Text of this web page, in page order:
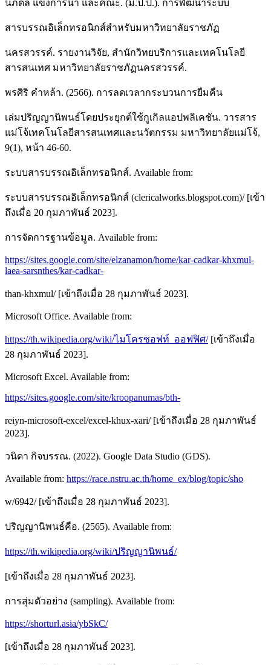
นภดล แข็งการนา และคณะ. (ม.ป.ป.). การพัฒนาระบบ
สารบรรณอิเล็กทรอนิกส์สำหรับมหาวิทยาลัยราชภัฏ
นครสวรรค์. รายงานวิจัย, สำนักวิทยบริการและเทคโนโลยี
สารสนเทศ มหาวิทยาลัยราชภัฏนครสวรรค์.
พรศิริ คำหล้า. (2566). การลดเวลากระบวนการยืมคืน
เล่มปริญญานิพนธ์โดยประยุกต์ใช้กูเกิลแอปพลิเคชัน. วารสาร
แม่โจ้เทคโนโลยีสารสนเทศและนวัตกรรม มหาวิทยาลัยแม่โจ้,
9(1), หน้า 46-60.
ระบบสารบรรณอิเล็กทรอนิกส์. Available from:
ระบบสารบรรณอิเล็กทรอนิกส์ (clericalworks.blogspot.com)/ [เข้า
ถึงเมื่อ 20 กุมภาพันธ์ 2023].
การจัดการฐานข้อมูล. Available from:
https://sites.google.com/site/elzanamon/home/kar-cadkar-khxmul-
laea-sarsnthes/kar-cadkar-
than-khxmul/ [เข้าถึงเมื่อ 28 กุมภาพันธ์ 2023].
Microsoft Office. Available from:
https://th.wikipedia.org/wiki/ไมโครซอฟท์_ออฟฟิศ/[เข้าถึงเมื่อ
28 กุมภาพันธ์ 2023].
Microsoft Excel. Available from:
https://sites.google.com/site/kroopanumas/bth-
reiyn-microsoft-excel/excel-khux-xari/ [เข้าถึงเมื่อ 28 กุมภาพันธ์
2023].
วนิดา กิจบรรณ. (2022). Google Data Studio (GDS).
Available from: https://race.nstru.ac.th/home_ex/blog/topic/sho
w/6942/ [เข้าถึงเมื่อ 28 กุมภาพันธ์ 2023].
ปริญญานิพนธ์คือ. (2565). Available from:
https://th.wikipedia.org/wiki/ปริญญานิพนธ์/
[เข้าถึงเมื่อ 28 กุมภาพันธ์ 2023].
การสุ่มตัวอย่าง (sampling). Available from:
https://shorturl.asia/ybSkC/
[เข้าถึงเมื่อ 28 กุมภาพันธ์ 2023].